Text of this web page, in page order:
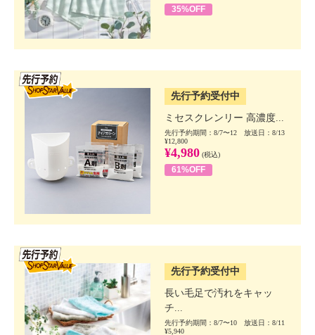
35%OFF
先行予約受付中
ミセスクレンリー 高濃度...
先行予約期間：8/7〜12 放送日：8/13
¥12,800
¥4,980 (税込)
61%OFF
先行予約受付中
長い毛足で汚れをキャッ
チ...
先行予約期間：8/7〜10 放送日：8/11
¥5,940